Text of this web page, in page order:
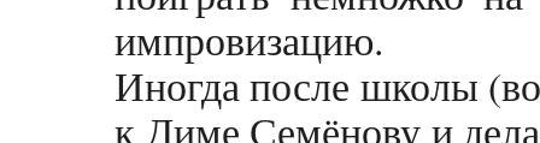
импровизацию.
Иногда после школы
к Диме Семёнову и